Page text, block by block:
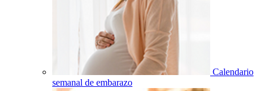
Calendario
semanal de embarazo